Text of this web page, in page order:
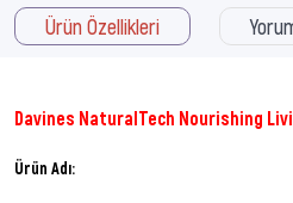
Ürün Özellikleri
Davines NaturalTech Nourishing
Ürün Adı: